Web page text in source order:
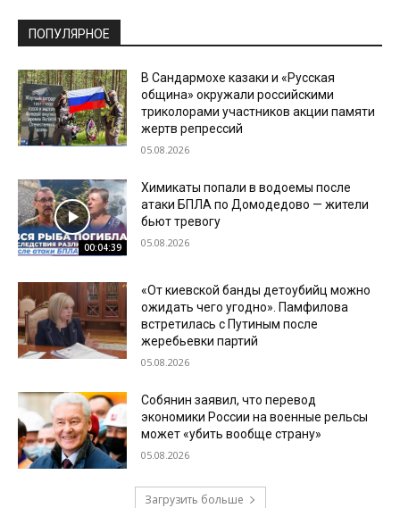
ПОПУЛЯРНОЕ
В Сандармохе казаки и «Русская
община» окружали российскими
триколорами участников акции памяти
жертв репрессий
05.08.2026
00:04:39
Химикаты попали в водоемы после
атаки БПЛА по Домодедово — жители
бьют тревогу
05.08.2026
«От киевской банды детоубийц можно
ожидать чего угодно». Памфилова
встретилась с Путиным после
жеребьевки партий
05.08.2026
Собянин заявил, что перевод
экономики России на военные рельсы
может «убить вообще страну»
05.08.2026
Загрузить больше